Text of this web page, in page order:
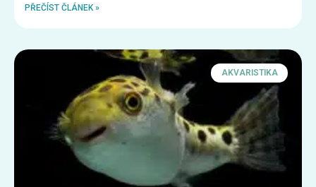
PŘEČÍST ČLÁNEK »
AKVARISTIKA